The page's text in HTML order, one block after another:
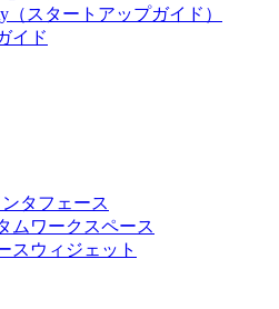
（スタートアップガイド）
イド
タフェース
ムワークスペース
スウィジェット